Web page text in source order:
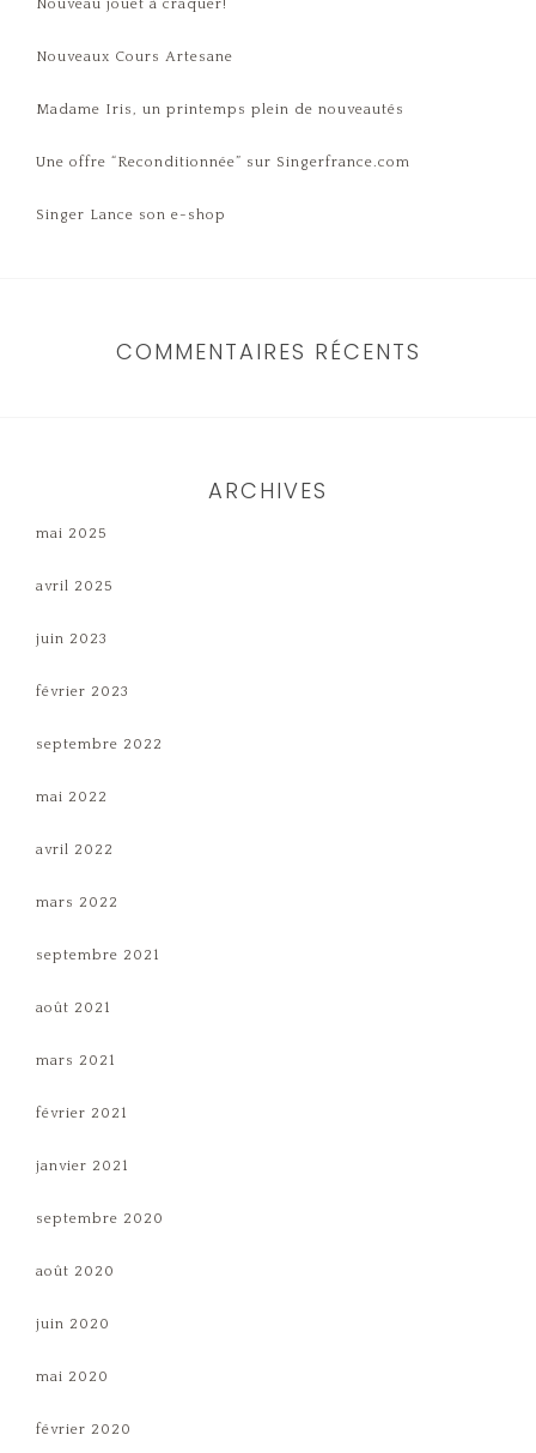
Nouveau jouet à craquer!
Nouveaux Cours Artesane
Madame Iris, un printemps plein de nouveautés
Une offre “Reconditionnée” sur Singerfrance.com
Singer Lance son e-shop
COMMENTAIRES RÉCENTS
ARCHIVES
mai 2025
avril 2025
juin 2023
février 2023
septembre 2022
mai 2022
avril 2022
mars 2022
septembre 2021
août 2021
mars 2021
février 2021
janvier 2021
septembre 2020
août 2020
juin 2020
mai 2020
février 2020